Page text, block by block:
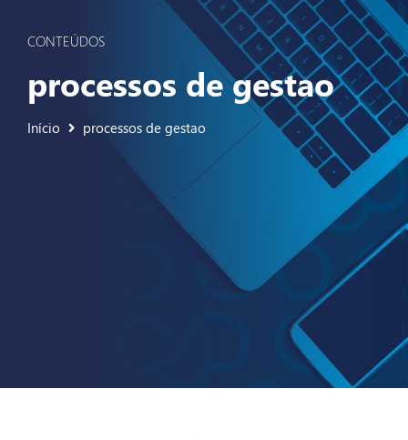
CONTEÚDOS
processos de gestao
Início processos de gestao